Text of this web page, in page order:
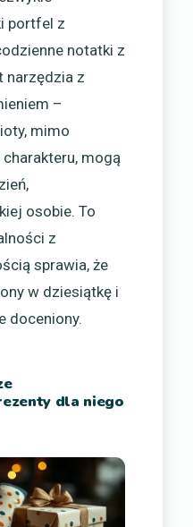
portfel z
notatki z
narzędzia z
–
mimo
mogą
osobie. To
z
sprawia, że
w dziesiątkę i
doceniony.
dla niego